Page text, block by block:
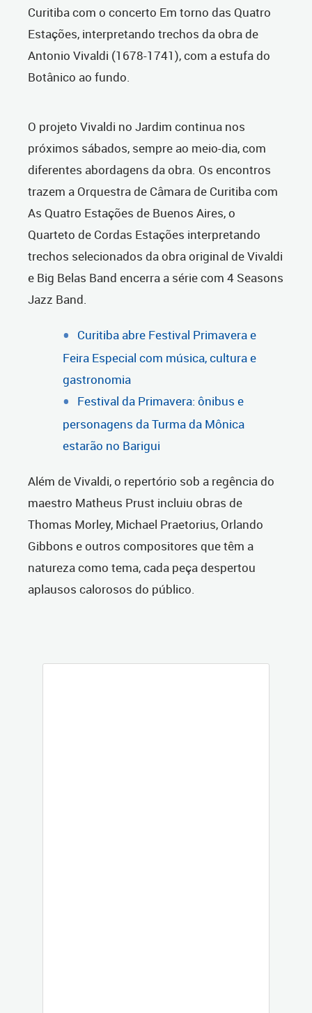
Curitiba com o concerto Em torno das Quatro
Estações, interpretando trechos da obra de
Antonio Vivaldi (1678-1741), com a estufa do
Botânico ao fundo.
O projeto Vivaldi no Jardim continua nos
próximos sábados, sempre ao meio-dia, com
diferentes abordagens da obra. Os encontros
trazem a Orquestra de Câmara de Curitiba com
As Quatro Estações de Buenos Aires, o
Quarteto de Cordas Estações interpretando
trechos selecionados da obra original de Vivaldi
e Big Belas Band encerra a série com 4 Seasons
Jazz Band.
Curitiba abre Festival Primavera e
Feira Especial com música, cultura e
gastronomia
Festival da Primavera: ônibus e
personagens da Turma da Mônica
estarão no Barigui
Além de Vivaldi, o repertório sob a regência do
maestro Matheus Prust incluiu obras de
Thomas Morley, Michael Praetorius, Orlando
Gibbons e outros compositores que têm a
natureza como tema, cada peça despertou
aplausos calorosos do público.